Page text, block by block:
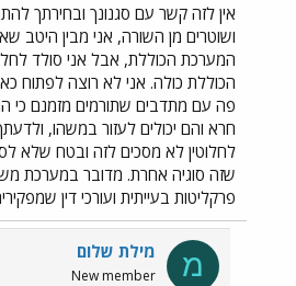
אין לזה קשר עם סגנונך ובחירתך
ושוטרים מן השורה, אני מבין היטב
המערכת הכוללת, אבל אני סולד
הכוללת כולה. אני לא רוצה לפתוח
פה עם מתדבים שתורמים מזמנם כי
חרא והם יכולים לעזור במשהו,
לחלוטין לא מסכים לזה ובטח שלא
שזה סוגיה אחרת. מדובר במערכת
פרקליטות בעייתית ועורכי דין
מ מילת שלום
New member